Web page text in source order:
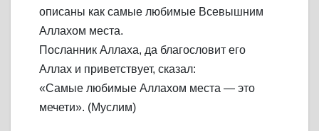
описаны как самые любимые Всевышним
Аллахом места.
Посланник Аллаха, да благословит его
Аллах и приветствует, сказал:
«Самые любимые Аллахом места — это
мечети». (Муслим)